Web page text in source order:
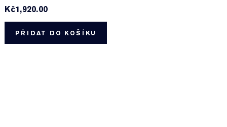
Kč1,920.00
PŘIDAT DO KOŠÍKU